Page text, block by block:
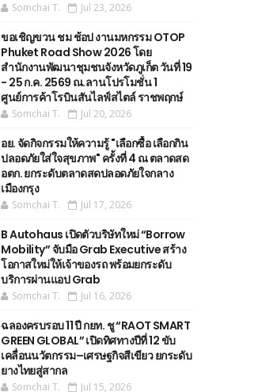
Somchai T. Jul 23, 2026
ขอเชิญขวน ชม ช้อป งานมหกรรม OTOP
Phuket Road Show 2026 โดย
สำนักงานพัฒนาชุมชนจังหวัดภูเก็ต วันที่ 19
- 25 ก.ค. 2569 ณ.ลานโปรโมชั่น 1
ศูนย์การค้าโรบินสันไลฟ์สไตล์ ราชพฤกษ์
Somchai T. Jul 20, 2026
อย. จัดกิจกรรมให้ความรู้ "เลือกซื้อ เลือกกิน
ปลอดภัยใส่ใจสุขภาพ" ครั้งที่ 4 ณ ตลาดสด
อตก. ยกระดับตลาดสดปลอดภัยใจกลาง
เมืองกรุง
Somchai T. Jul 17, 2026
B Autohaus เปิดตัวบริษัทใหม่ “Borrow
Mobility” จับมือ Grab Executive สร้าง
โอกาสใหม่ให้เจ้าของรถ พร้อมยกระดับ
บริการผ่านแอป Grab
Somchai T. Jul 16, 2026
ฉลองครบรอบ 11 ปี กยท. ชู “RAOT SMART
GREEN GLOBAL” เปิดทิศทางปีที่ 12 ขับ
เคลื่อนนวัตกรรม–เศรษฐกิจสีเขียว ยกระดับ
ยางไทยสู่สากล
Somchai T. Jul 15, 2026